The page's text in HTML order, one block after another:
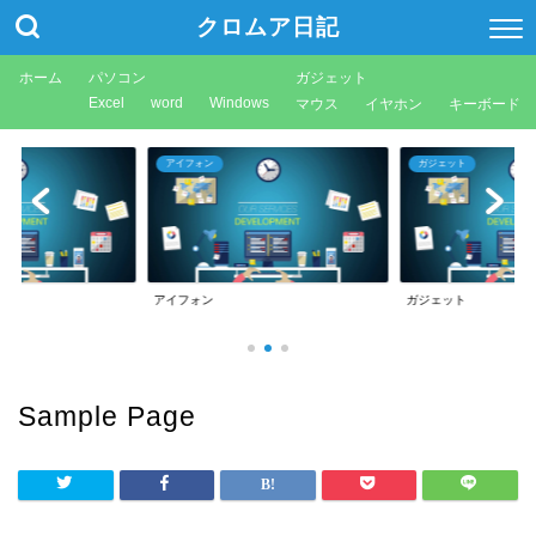
クロムア日記
ホーム
パソコン
Excel
word Windows
ガジェット
マウス
イヤホン キーボード
アイフォン
アイフォン
ガジェット
ガジェット
Sample Page